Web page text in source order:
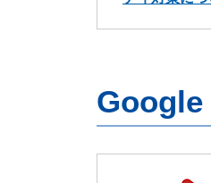
Google